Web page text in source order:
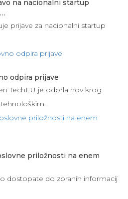
na nacionalni startup
prijave za nacionalni startup
odpira prijave
TechEU je odprla nov krog
priložnosti na enem
dostopate do zbranih informacij